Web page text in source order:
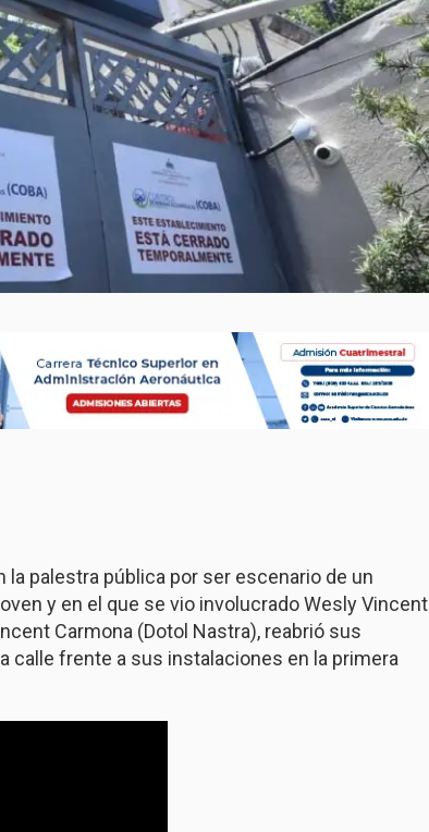
palestra pública por ser escenario de un
y en el que se vio involucrado Wesly Vincent
Carmona (Dotol Nastra), reabrió sus
calle frente a sus instalaciones en la primera